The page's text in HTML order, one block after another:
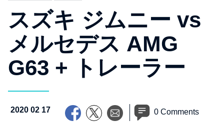
スズキ ジムニー vs
メルセデス AMG
G63 + トレーラー
2020 02 17 0 Comments